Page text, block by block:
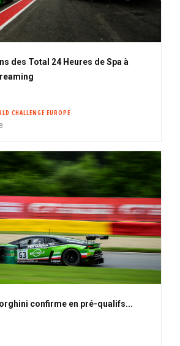
des Total 24 Heures de Spa à
CHALLENGE EUROPE
confirme en pré-qualifs...